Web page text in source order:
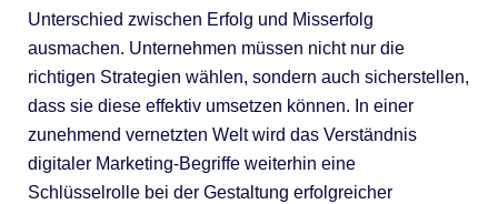
Unterschied zwischen Erfolg und Misserfolg
ausmachen. Unternehmen müssen nicht nur die
richtigen Strategien wählen, sondern auch sicherstellen,
dass sie diese effektiv umsetzen können. In einer
zunehmend vernetzten Welt wird das Verständnis
digitaler Marketing-Begriffe weiterhin eine
Schlüsselrolle bei der Gestaltung erfolgreicher